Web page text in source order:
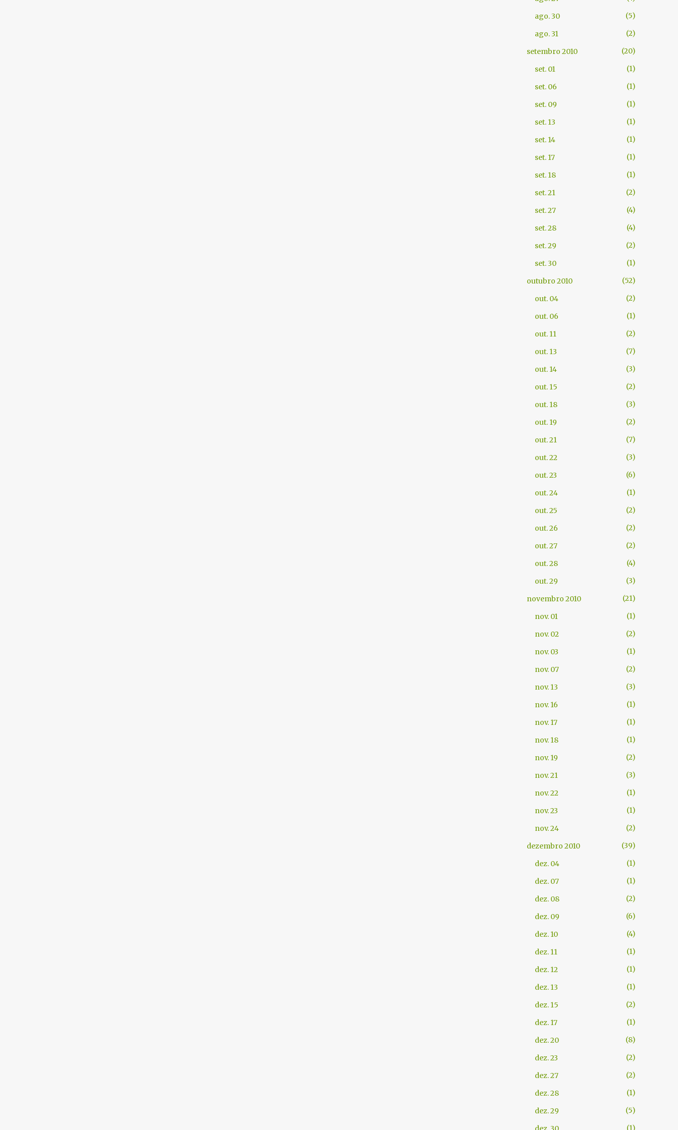
ago. 30
5
ago. 31
2
setembro 2010
20
set. 01
1
set. 06
1
set. 09
1
set. 13
1
set. 14
1
set. 17
1
set. 18
1
set. 21
2
set. 27
4
set. 28
4
set. 29
2
set. 30
1
outubro 2010
52
out. 04
2
out. 06
1
out. 11
2
out. 13
7
out. 14
3
out. 15
2
out. 18
3
out. 19
2
out. 21
7
out. 22
3
out. 23
6
out. 24
1
out. 25
2
out. 26
2
out. 27
2
out. 28
4
out. 29
3
novembro 2010
21
nov. 01
1
nov. 02
2
nov. 03
1
nov. 07
2
nov. 13
3
nov. 16
1
nov. 17
1
nov. 18
1
nov. 19
2
nov. 21
3
nov. 22
1
nov. 23
1
nov. 24
2
dezembro 2010
39
dez. 04
1
dez. 07
1
dez. 08
2
dez. 09
6
dez. 10
4
dez. 11
1
dez. 12
1
dez. 13
1
dez. 15
2
dez. 17
1
dez. 20
8
dez. 23
2
dez. 27
2
dez. 28
1
dez. 29
5
1